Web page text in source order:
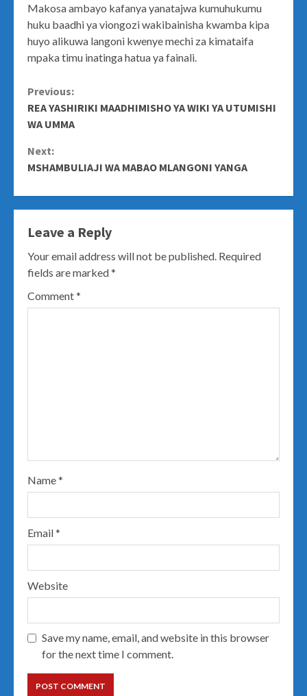
Makosa ambayo kafanya yanatajwa kumuhukumu
huku baadhi ya viongozi wakibainisha kwamba kipa
huyo alikuwa langoni kwenye mechi za kimataifa
mpaka timu inatinga hatua ya fainali.
Continue
Reading
Previous:
REA YASHIRIKI MAADHIMISHO YA WIKI YA UTUMISHI
WA UMMA
Next:
MSHAMBULIAJI WA MABAO MLANGONI YANGA
Leave a Reply
Your email address will not be published. Required
fields are marked*
Comment*
Name*
Email*
Website
Save my name, email, and website in this browser
for the next time I comment.